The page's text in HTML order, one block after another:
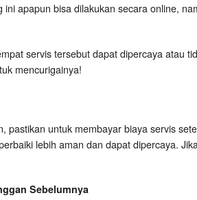
ini apapun bisa dilakukan secara online,
servis tersebut dapat dipercaya atau
mencurigainya!
pastikan untuk membayar biaya servis
lebih aman dan dapat dipercaya.
Sebelumnya